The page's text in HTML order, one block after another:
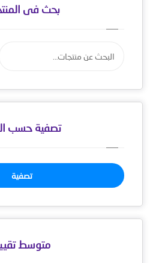
بحث فى
تصفية حسب
تصفية
متوسط